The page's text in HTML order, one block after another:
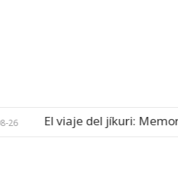
El viaje del jíkuri: